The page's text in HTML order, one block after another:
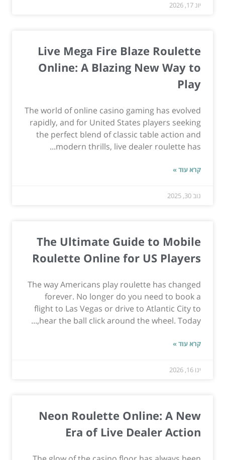
יונ 17, 2026
Live Mega Fire Blaze Roulette
Online: A Blazing New Way to
Play
The world of online casino gaming has evolved
rapidly, and for United States players seeking
the perfect blend of classic table action and
modern thrills, live dealer roulette has...
קרא עוד »
נוב 30, 2025
The Ultimate Guide to Mobile
Roulette Online for US Players
The way Americans play roulette has changed
forever. No longer do you need to book a
flight to Las Vegas or drive to Atlantic City to
hear the ball click around the wheel. Today,...
קרא עוד »
ינו 16, 2026
Neon Roulette Online: A New
Era of Live Dealer Action